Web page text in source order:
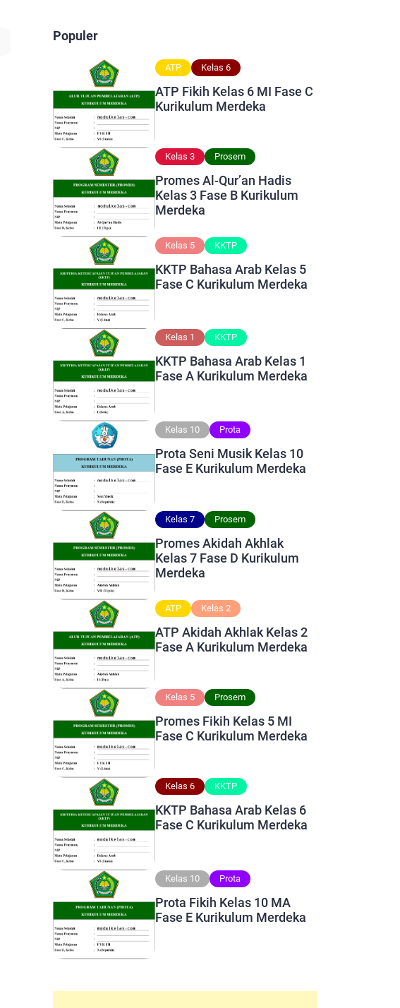
Populer
ATP Kelas 6
ATP Fikih Kelas 6 MI Fase C
Kurikulum Merdeka
Kelas 3 Prosem
Promes Al-Qur’an Hadis
Kelas 3 Fase B Kurikulum
Merdeka
Kelas 5 KKTP
KKTP Bahasa Arab Kelas 5
Fase C Kurikulum Merdeka
Kelas 1 KKTP
KKTP Bahasa Arab Kelas 1
Fase A Kurikulum Merdeka
Kelas 10 Prota
Prota Seni Musik Kelas 10
Fase E Kurikulum Merdeka
Kelas 7 Prosem
Promes Akidah Akhlak
Kelas 7 Fase D Kurikulum
Merdeka
ATP Kelas 2
ATP Akidah Akhlak Kelas 2
Fase A Kurikulum Merdeka
Kelas 5 Prosem
Promes Fikih Kelas 5 MI
Fase C Kurikulum Merdeka
Kelas 6 KKTP
KKTP Bahasa Arab Kelas 6
Fase C Kurikulum Merdeka
Kelas 10 Prota
Prota Fikih Kelas 10 MA
Fase E Kurikulum Merdeka